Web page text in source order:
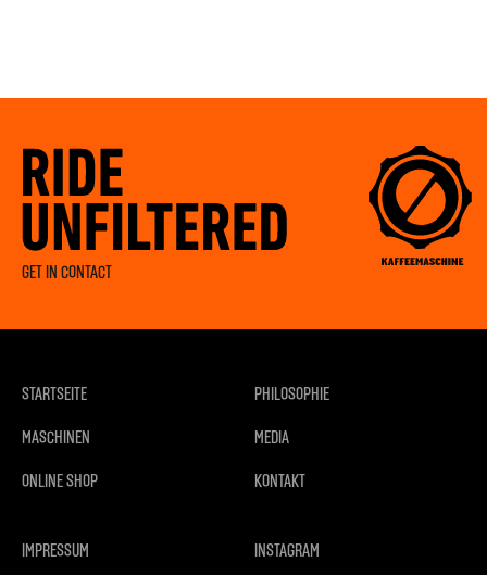
GET IN CONTACT
STARTSEITE
MASCHINEN
ONLINE SHOP
PHILOSOPHIE
MEDIA
KONTAKT
IMPRESSUM INSTAGRAM